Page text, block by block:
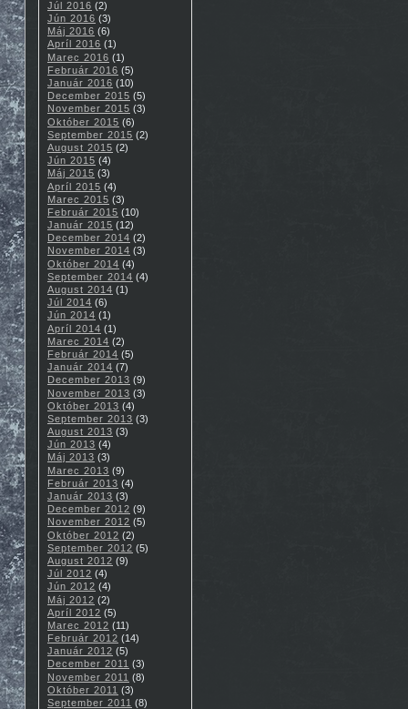
Júl 2016 (2)
Jún 2016 (3)
Máj 2016 (6)
Apríl 2016 (1)
Marec 2016 (1)
Február 2016 (5)
Január 2016 (10)
December 2015 (5)
November 2015 (3)
Október 2015 (6)
September 2015 (2)
August 2015 (2)
Jún 2015 (4)
Máj 2015 (3)
Apríl 2015 (4)
Marec 2015 (3)
Február 2015 (10)
Január 2015 (12)
December 2014 (2)
November 2014 (3)
Október 2014 (4)
September 2014 (4)
August 2014 (1)
Júl 2014 (6)
Jún 2014 (1)
Apríl 2014 (1)
Marec 2014 (2)
Február 2014 (5)
Január 2014 (7)
December 2013 (9)
November 2013 (3)
Október 2013 (4)
September 2013 (3)
August 2013 (3)
Jún 2013 (4)
Máj 2013 (3)
Marec 2013 (9)
Február 2013 (4)
Január 2013 (3)
December 2012 (9)
November 2012 (5)
Október 2012 (2)
September 2012 (5)
August 2012 (9)
Júl 2012 (4)
Jún 2012 (4)
Máj 2012 (2)
Apríl 2012 (5)
Marec 2012 (11)
Február 2012 (14)
Január 2012 (5)
December 2011 (3)
November 2011 (8)
Október 2011 (3)
September 2011 (8)